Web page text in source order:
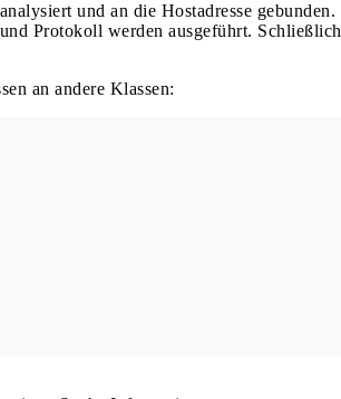
und an die Hostadresse gebunden.
Protokoll werden ausgeführt. Schließlich
an andere Klassen: